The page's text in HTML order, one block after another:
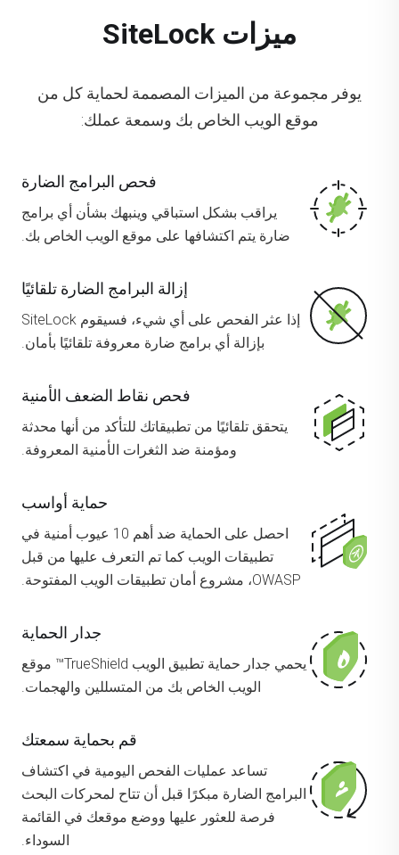
ميزات SiteLock
يوفر مجموعة من الميزات المصممة لحماية كل من
موقع الويب الخاص بك وسمعة عملك:
فحص البرامج الضارة
يراقب بشكل استباقي وينبهك بشأن أي برامج
ضارة يتم اكتشافها على موقع الويب الخاص بك.
إزالة البرامج الضارة تلقائيًا
إذا عثر الفحص على أي شيء، فسيقوم SiteLock
بإزالة أي برامج ضارة معروفة تلقائيًا بأمان.
فحص نقاط الضعف الأمنية
يتحقق تلقائيًا من تطبيقاتك للتأكد من أنها محدثة
ومؤمنة ضد الثغرات الأمنية المعروفة.
حماية أواسب
احصل على الحماية ضد أهم 10 عيوب أمنية في
تطبيقات الويب كما تم التعرف عليها من قبل
OWASP، مشروع أمان تطبيقات الويب المفتوحة.
جدار الحماية
يحمي جدار حماية تطبيق الويب TrueShield™ موقع
الويب الخاص بك من المتسللين والهجمات.
قم بحماية سمعتك
تساعد عمليات الفحص اليومية في اكتشاف
البرامج الضارة مبكرًا قبل أن تتاح لمحركات البحث
فرصة للعثور عليها ووضع موقعك في القائمة
السوداء.